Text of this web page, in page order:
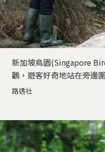
新加坡鳥園(Singapore
鸛，遊客好奇地站在旁邊
路透社